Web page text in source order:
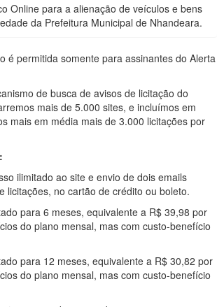
Online para a alienação de veículos e bens
da Prefeitura Municipal de Nhandeara.
é permitida somente para assinantes do Alerta
de busca de avisos de licitação do
mais de 5.000 sites, e incluímos em
mais em média mais de 3.000 licitações por
ilimitado ao site e envio de dois emails
licitações, no cartão de crédito ou boleto.
para 6 meses, equivalente a R$ 39,98 por
do plano mensal, mas com custo-benefício
para 12 meses, equivalente a R$ 30,82 por
do plano mensal, mas com custo-benefício